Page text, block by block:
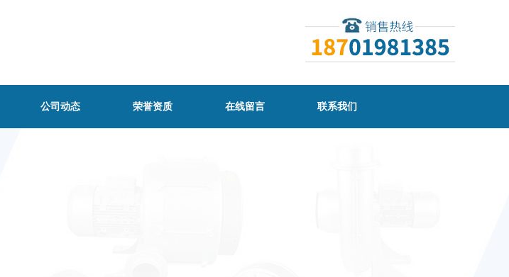
公司动态 荣誉资质 在线留言 联系我们